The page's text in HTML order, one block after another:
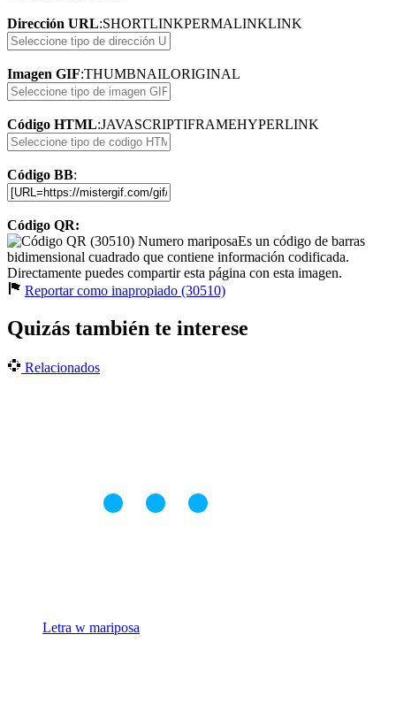
Dirección URL:SHORTLINKPERMALINKLINK
Imagen GIF:THUMBNAILORIGINAL
Código HTML:JAVASCRIPTIFRAMEHYPERLINK
Código BB:
Código QR:
Es un código de barras
bidimensional cuadrado que contiene información codificada.
Directamente puedes compartir esta página con esta imagen.
Reportar como inapropiado (30510)
Quizás también te interese
Relacionados
Letra w mariposa